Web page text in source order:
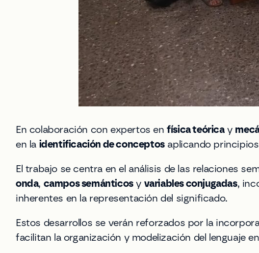
En colaboración con expertos enfísica teóricay
en la identificación de conceptosaplicando
El trabajo se centra en el análisis de las relaciones
onda, campos semánticosy variables conjugadas,
inherentes en la representación del significado.
Estos desarrollos se verán reforzados por la
facilitan la organización y modelización del lenguaje